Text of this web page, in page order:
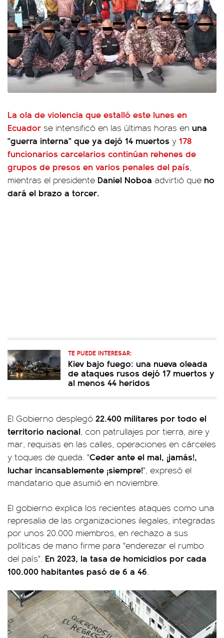
La ola de violencia que estalló este lunes en
Ecuador se intensificó en las últimas horas en una
"guerra interna" que ya dejó 14 muertos y 178
funcionarios carcelarios continúan rehenes de
grupos de presos en varios penales del país,
mientras el presidente Daniel Noboa advirtió que no
dará el brazo a torcer.
TE PUEDE INTERESAR:
Kiev bajo fuego: una nueva oleada
de ataques rusos dejó 17 muertos y
al menos 44 heridos
El Gobierno desplegó 22.400 militares por todo el
territorio nacional, con patrullajes por tierra, aire y
mar, requisas en las calles, operaciones en cárceles
y toques de queda. "Ceder ante el mal, ¡jamás!,
luchar incansablemente ¡siempre!", expresó el
mandatario que asumió en noviembre.
El gobierno explica los recientes ataques como una
represalia de las organizaciones ilegales, integradas
por unos 20.000 miembros, en rechazo a sus
políticas de mano firme para "enderezar el rumbo
del país". En 2023, la tasa de homicidios por cada
100.000 habitantes pasó de 6 a 46.